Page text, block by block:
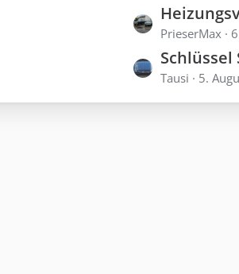
e
i
t
r
ä
g
L
e
t
z
t
PrieserMax
Schlüssel
Tausi 5.